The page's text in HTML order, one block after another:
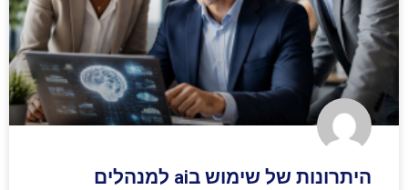
היתרונות של שימוש בai למנהלים